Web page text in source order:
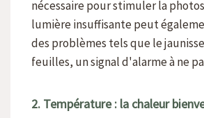
nécessaire pour stimuler la
lumière insuffisante peut
des problèmes tels que le
feuilles, un signal d'alarme à ne
2. Température : la chaleur